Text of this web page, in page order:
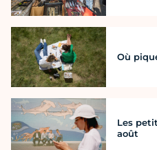
Où
Les
août